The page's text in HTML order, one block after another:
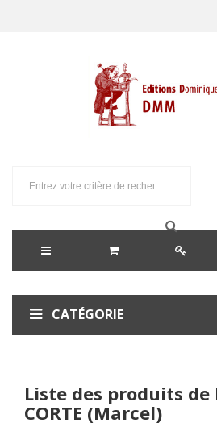
CATÉGORIE
Liste des produits de
CORTE (Marcel)